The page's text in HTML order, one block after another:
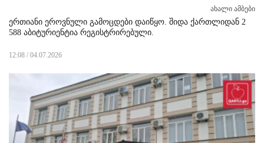
ახალი ამბები
ერთიანი ეროვნული გამოცდები დაიწყო. შიდა ქართლიდან 2
588 აბიტურიენტია რეგისტრირებული.
12:08 / 04.07.2026